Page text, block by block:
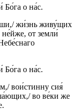
Бо́га о на́с.
жи́знь живу́щих
не́йже, от земли́
Бо́га о на́с.
вои́стинну сия́
во ве́ки же